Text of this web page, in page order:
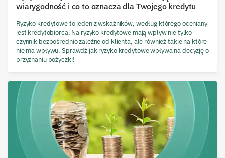
wiarygodność i co to oznacza dla Twojego kredytu
Ryzyko kredytowe to jeden z wskaźników, według którego oceniany
jest kredytobiorca. Na ryzyko kredytowe mają wpływ nie tylko
czynnik bezpośrednio zależne od klienta, ale również takie na które
nie ma wpływu. Sprawdź jak ryzyko kredytowe wpływa na decyzję o
przyznaniu pożyczki!